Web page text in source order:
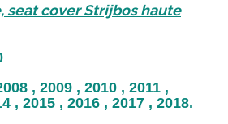
seat cover Strijbos haute
, 2009 , 2010 , 2011 ,
, 2015 , 2016 , 2017 , 2018.